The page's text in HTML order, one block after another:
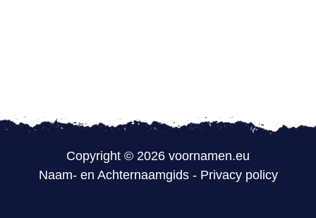
Copyright © 2026 voornamen.eu
Naam- en Achternaamgids- Privacy policy